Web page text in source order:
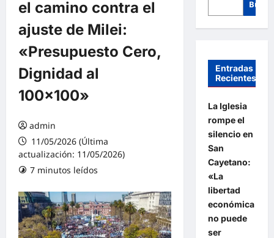
el camino contra el
ajuste de Milei:
«Presupuesto Cero,
Dignidad al
100×100»
admin
11/05/2026 (Última
actualización: 11/05/2026)
7 minutos leídos
Entradas
Recientes
La Iglesia
rompe el
silencio en
San
Cayetano:
«La
libertad
económica
no puede
ser